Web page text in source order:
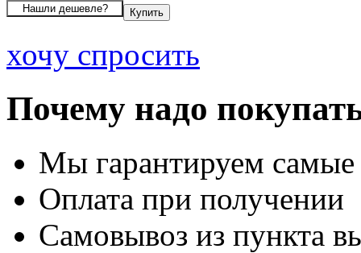
хочу спросить
Почему надо
Мы гарантируем
Оплата при получении
Самовывоз из пункта